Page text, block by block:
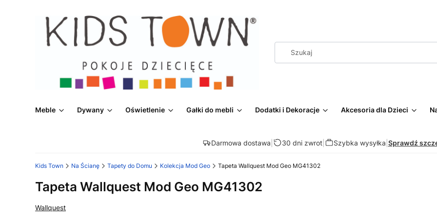
Meble Dywany Oświetlenie Gałki do mebli Dodatki i Dekoracje Akcesoria dla Dzieci
Darmowa dostawa 30 dni zwrot| Szybka wysyłka Sprawdź
Kids Town Na Ścianę Tapety do Domu Kolekcja Mod Geo Tapeta Wallquest Mod Geo MG41302
Tapeta Wallquest Mod Geo MG41302
Wallquest